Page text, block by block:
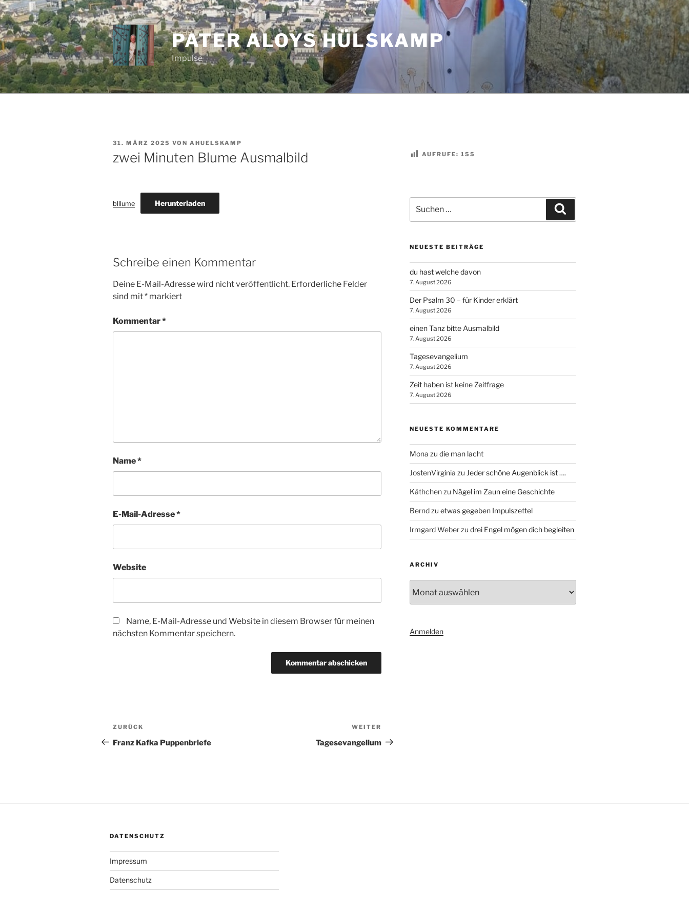
Zum
Inhalt
springen
PATER ALOYS HÜLSKAMP
Impulse
VERÖFFENTLICHT
31. MÄRZ 2025 VON AHUELSKAMP
zwei Minuten Blume Ausmalbild
blllume Herunterladen
Schreibe einen Kommentar
Deine E-Mail-Adresse wird nicht veröffentlicht. Erforderliche Felder
sind mit* markiert
Kommentar*
Name*
E-Mail-Adresse*
Website
Name, E-Mail-Adresse und Website in diesem Browser für meinen
nächsten Kommentar speichern.
Beitragsnavigation
Vorheriger
Beitrag
ZURÜCK
Franz Kafka Puppenbriefe
Beitrag
WEITER
Tagesevangelium
AUFRUFE: 155
nach:
NEUESTE BEITRÄGE
du hast welche davon
7. August 2026
Der Psalm 30 – für Kinder erklärt
7. August 2026
einen Tanz bitte Ausmalbild
7. August 2026
Tagesevangelium
7. August 2026
Zeit haben ist keine Zeitfrage
7. August 2026
NEUESTE KOMMENTARE
Mona zu die man lacht
JostenVirginia zu Jeder schöne Augenblick ist ….
Käthchenzu Nägel im Zaun eine Geschichte
Berndzu etwas gegeben Impulszettel
Irmgard Weberzu drei Engel mögen dich begleiten
ARCHIV
Anmelden
DATENSCHUTZ
Impressum
Datenschutz